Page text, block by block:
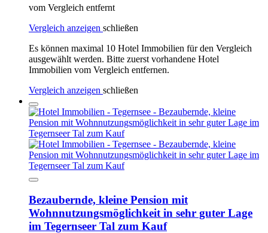
vom Vergleich entfernt
Vergleich anzeigen schließen
Es können maximal 10 Hotel Immobilien für den Vergleich
ausgewählt werden. Bitte zuerst vorhandene Hotel
Immobilien vom Vergleich entfernen.
Vergleich anzeigen schließen
Bezaubernde, kleine Pension mit
Wohnnutzungsmöglichkeit in sehr guter Lage
im Tegernseer Tal zum Kauf